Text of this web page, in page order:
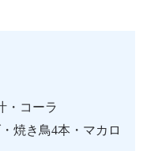
・コーラ
焼き鳥4本・マカロ